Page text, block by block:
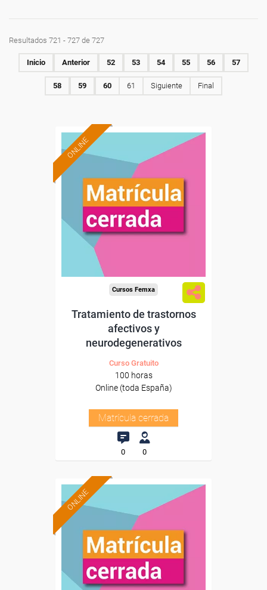
Resultados 721 - 727 de 727
Inicio Anterior 52 53 54 55 56 57
58 59 60 61 Siguiente Final
ONLINE
Cursos Femxa
Tratamiento de trastornos
afectivos y
neurodegenerativos
Curso Gratuito
100 horas
Online (toda España)
Matrícula cerrada
0 0
ONLINE